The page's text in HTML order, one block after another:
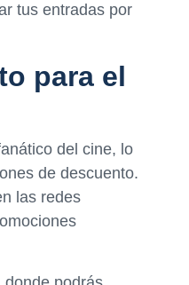
tus entradas por
para el
del cine, lo
de descuento.
las redes